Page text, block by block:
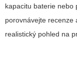
kapacitu baterie nebo
porovnávejte recenze
realistický pohled na